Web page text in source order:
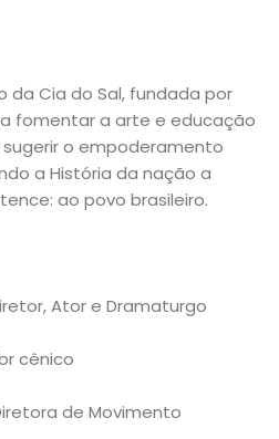
da Cia do Sal, fundada por
fomentar a arte e educação
o empoderamento
a História da nação a
ao povo brasileiro.
Ator e Dramaturgo
cênico
de Movimento